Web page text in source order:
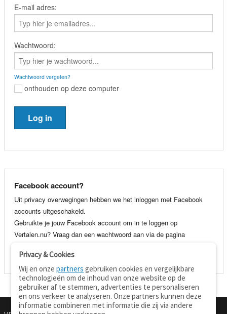
E-mail adres:
Wachtwoord:
Wachtwoord vergeten?
onthouden op deze computer
Facebook account?
Uit privacy overwegingen hebben we het inloggen met Facebook
accounts uitgeschakeld.
Gebruikte je jouw Facebook account om in te loggen op
Vertalen.nu? Vraag dan een wachtwoord aan via de pagina
je e-mail adres en wachtwoord.
Privacy & Cookies
Wij en onzepartners gebruiken cookies en vergelijkbare
technologieën om de inhoud van onze website op de
gebruiker af te stemmen, advertenties te personaliseren
en ons verkeer te analyseren. Onze partners kunnen deze
informatie combineren met informatie die zij via andere